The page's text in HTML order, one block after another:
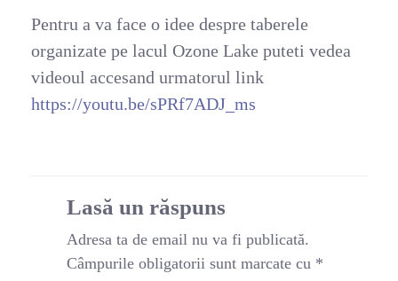
Pentru a va face o idee despre taberele
organizate pe lacul Ozone Lake puteti vedea
videoul accesand urmatorul link
https://youtu.be/sPRf7ADJ_ms
Lasă un răspuns
Adresa ta de email nu va fi publicată.
Câmpurile obligatorii sunt marcate cu *